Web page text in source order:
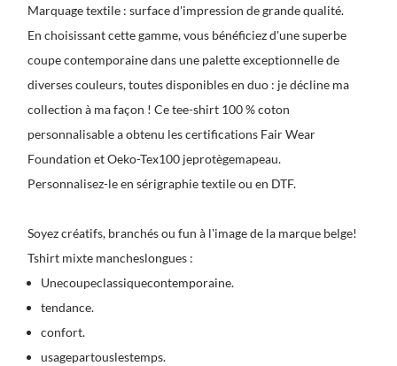
Marquage textile : surface d'impression de grande qualité.
En choisissant cette gamme, vous bénéficiez d'une superbe
coupe contemporaine dans une palette exceptionnelle de
diverses couleurs, toutes disponibles en duo : je décline ma
collection à ma façon ! Ce tee-shirt 100 % coton
personnalisable a obtenu les certifications Fair Wear
Foundation et Oeko-Tex100 jeprotègemapeau.
Personnalisez-le en sérigraphie textile ou en DTF.
Soyez créatifs, branchés ou fun à l'image de la marque belge!
Tshirt mixte mancheslongues :
Unecoupeclassiquecontemporaine.
tendance.
confort.
usagepartouslestemps.